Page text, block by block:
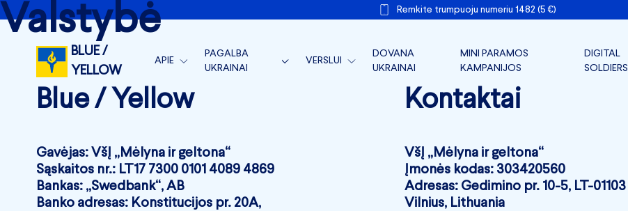
Remkite trumpuoju numeriu 1482 (5 €)
BLUE /
YELLOW
APIE
APIE MUS
RĖMĖJAI
SUSISIEKITE
PAGALBA
UKRAINAI
MĖNESIO ATASKAITOS
METINĖS ATASKAITOS IR DOKUMENTAI
SKIRTI 1.2 %
VERSLUI
DOVANA
UKRAINAI
MINI PARAMOS
KAMPANIJOS
DIGITAL
SOLDIERS
Valstybė
Blue / Yellow
Gavėjas: VšĮ „Mėlyna ir geltona“
Sąskaitos nr.: LT17 7300 0101 4089 4869
Bankas: „Swedbank“, AB
Banko adresas: Konstitucijos pr. 20A,
Kontaktai
VšĮ „Mėlyna ir geltona“
Įmonės kodas: 303420560
Adresas: Gedimino pr. 10-5, LT-01103
Vilnius, Lithuania